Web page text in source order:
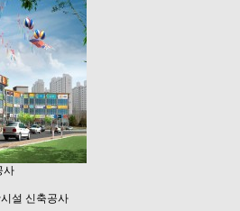
사
설 신축공사